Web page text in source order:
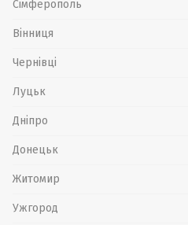
Сімферополь
Вінниця
Чернівці
Луцьк
Дніпро
Донецьк
Житомир
Ужгород